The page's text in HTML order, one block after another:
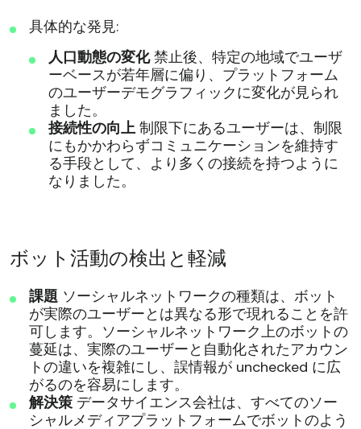
具体的な発見:
人口動態の変化禁止後、特定の地域でユーザ
ーベースが若年層に偏り、プラットフォーム
のユーザーデモグラフィックに変化が見られ
ました。
接続性の向上 制限下にあるユーザーは、制限
にもかかわらずコミュニケーションを維持す
る手段として、より多くの接続を持つように
なりました。
ボット活動の検出と軽減
課題 ソーシャルネットワークの種類は、ボット
が実際のユーザーとは異なる形で現れることを許
可します。ソーシャルネットワーク上のボットの
蔓延は、実際のユーザーと自動化されたアカウン
トの違いを複雑にし、誤情報が unchecked に広
がるのを容易にします。
解決策 データサイエンス会社は、すべてのソー
シャルメディアプラットフォームでボットのよう